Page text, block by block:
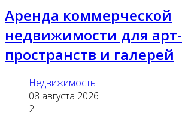
Аренда коммерческой
недвижимости для арт-
пространств и галерей
Недвижимость
08 августа 2026
2